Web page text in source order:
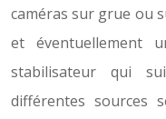
caméras sur grue ou
et éventuellement
stabilisateur qui
différentes sources